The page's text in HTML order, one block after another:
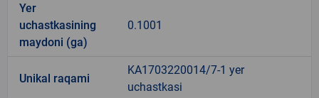
Yer
uchastkasining
maydoni (ga)
0.1001
Unikal raqami
KA1703220014/7-1 yer
uchastkasi